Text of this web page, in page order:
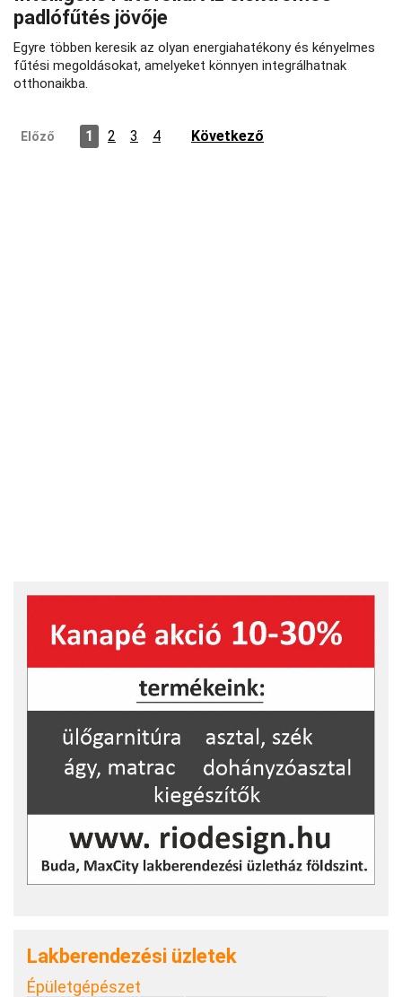
padlófűtés jövője
Egyre többen keresik az olyan energiahatékony és kényelmes
fűtési megoldásokat, amelyeket könnyen integrálhatnak
otthonaikba.
Előző 1 2 3 4 Következő
Lakberendezési üzletek
Épületgépészet